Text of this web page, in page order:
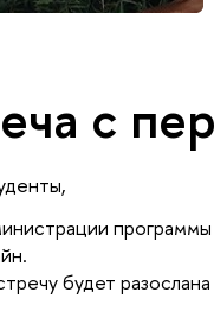
с
будет